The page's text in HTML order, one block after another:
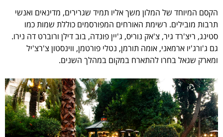
הקסם המיוחד של המלון משך אליו תמיד שגרירים, מדינאים ואנשי
תרבות מובילים. רשימת האורחים המפורסמים כוללת שמות כמו
סטינג, ריצ'רד גיר, צ'אק נוריס, ג'יין פונדה, בוב דילן ורוברט דה נירו.
גם ג'ורג'יו ארמאני, אומה תורמן, נטלי פורטמן, ווינסטון צ'רצ'יל
ומארק שגאל בחרו להתארח במקום במהלך השנים.